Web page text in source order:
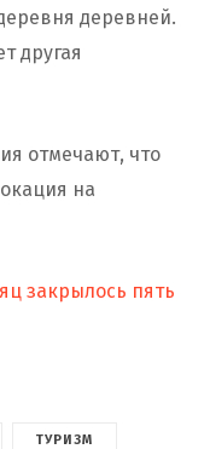
деревней.
другая
отмечают, что
на
закрылось пять
ТУРИЗМ